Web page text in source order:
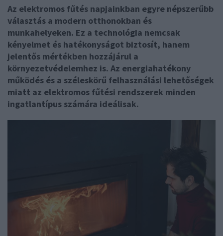
Az elektromos fűtés napjainkban egyre népszerűbb
választás a modern otthonokban és
munkahelyeken. Ez a technológia nemcsak
kényelmet és hatékonyságot biztosít, hanem
jelentős mértékben hozzájárul a
környezetvédelemhez is. Az energiahatékony
működés és a széleskörű felhasználási lehetőségek
miatt az elektromos fűtési rendszerek minden
ingatlantípus számára ideálisak.